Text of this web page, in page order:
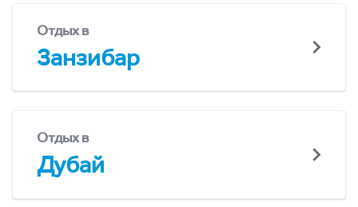
Отдых в
Занзибар
Отдых в
Дубай